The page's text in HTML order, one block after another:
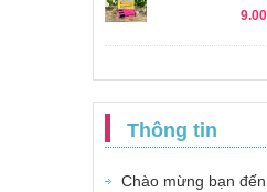
Thông tin
Chào mừng bạn